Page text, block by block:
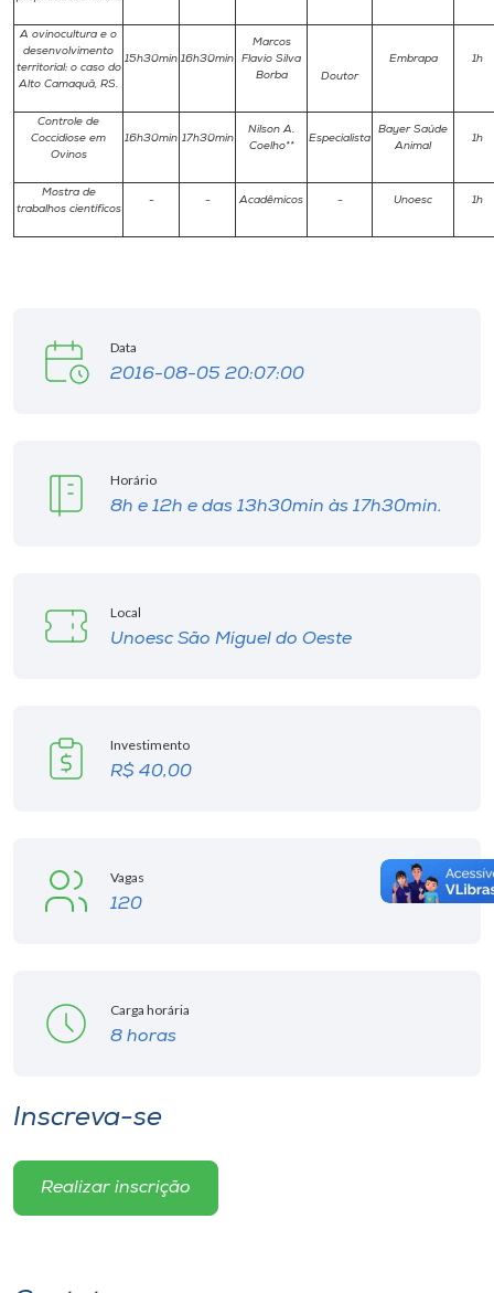
A ovinocultura e o
desenvolvimento
territorial: o caso do
Alto Camaquã, RS.
15h30min 16h30min
Marcos
Flavio Silva
Borba
Doutor
Embrapa 1h
Controle de
Coccidiose em
Ovinos
16h30min 17h30min
Nilson A.
Coelho**
Especialista
Bayer Saúde
Animal
1h
Mostra de
trabalhos científicos
- - Acadêmicos - Unoesc 1h
Data
2016-08-05 20:07:00
Horário
8h e 12h e das 13h30min às 17h30min.
Local
Unoesc São Miguel do Oeste
Investimento
R$ 40,00
Vagas
120
Carga horária
8 horas
Inscreva-se
Realizar inscrição